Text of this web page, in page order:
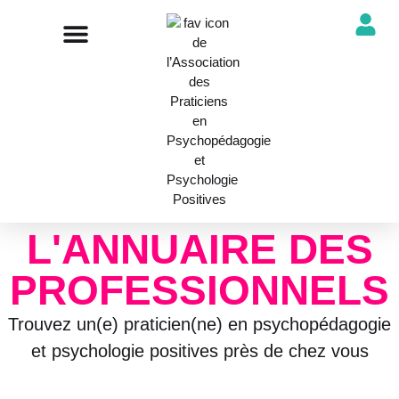
L'ANNUAIRE DES
PROFESSIONNELS
Trouvez un(e) praticien(ne) en psychopédagogie
et psychologie positives près de chez vous